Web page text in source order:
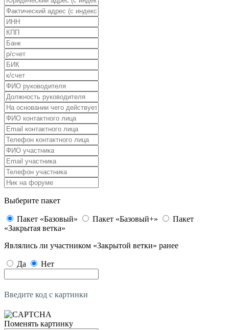
Выберите пакет
Пакет «Базовый» Пакет «Базовый+»
Пакет
«Закрытая ветка»
Являлись ли участником «Закрытой ветки» ранее
Да Нет
Введите код с картинки
Поменять картинку